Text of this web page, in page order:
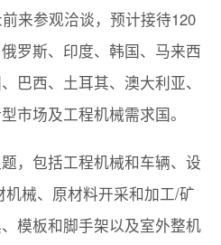
来参观洽谈，预计接待120
罗斯、印度、韩国、马来西
巴西、土耳其、澳大利亚、
市场及工程机械需求国。
，包括工程机械和车辆、设
械、原材料开采和加工/矿
模板和脚手架以及室外整机